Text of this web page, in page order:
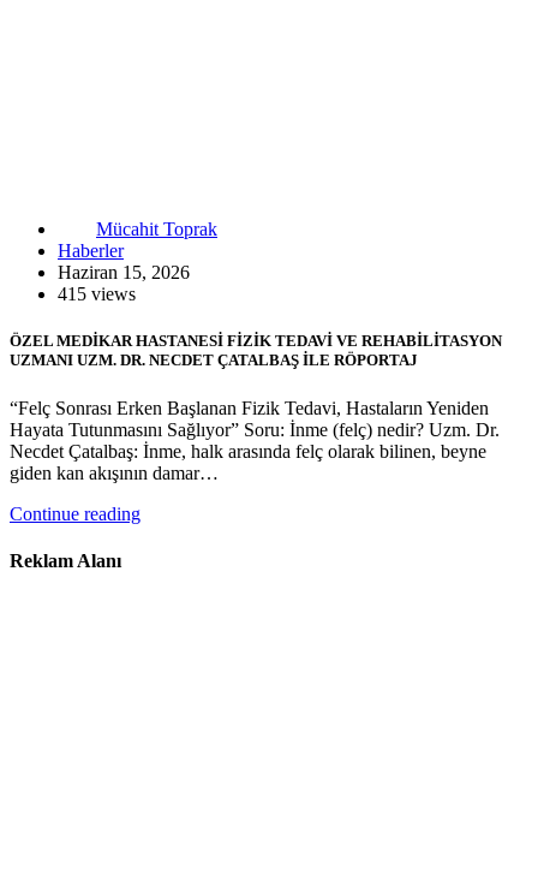
Mücahit Toprak
Haberler
Haziran 15, 2026
415 views
ÖZEL MEDİKAR HASTANESİ FİZİK TEDAVİ VE REHABİLİTASYON
UZMANI UZM. DR. NECDET ÇATALBAŞ İLE RÖPORTAJ
“Felç Sonrası Erken Başlanan Fizik Tedavi, Hastaların Yeniden
Hayata Tutunmasını Sağlıyor” Soru: İnme (felç) nedir? Uzm. Dr.
Necdet Çatalbaş: İnme, halk arasında felç olarak bilinen, beyne
giden kan akışının damar…
Continue reading
Reklam Alanı